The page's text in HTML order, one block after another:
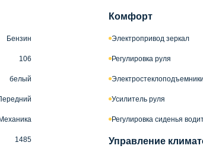
Бензин
106
белый
1485
Комфорт
Электропривод зеркал
Регулировка руля
Усилитель руля
Регулировка сиденья
Управление